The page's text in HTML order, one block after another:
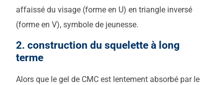
affaissé du visage (forme en U) en triangle inversé
(forme en V), symbole de jeunesse.
2. construction du squelette à long
terme
Alors que le gel de CMC est lentement absorbé par le